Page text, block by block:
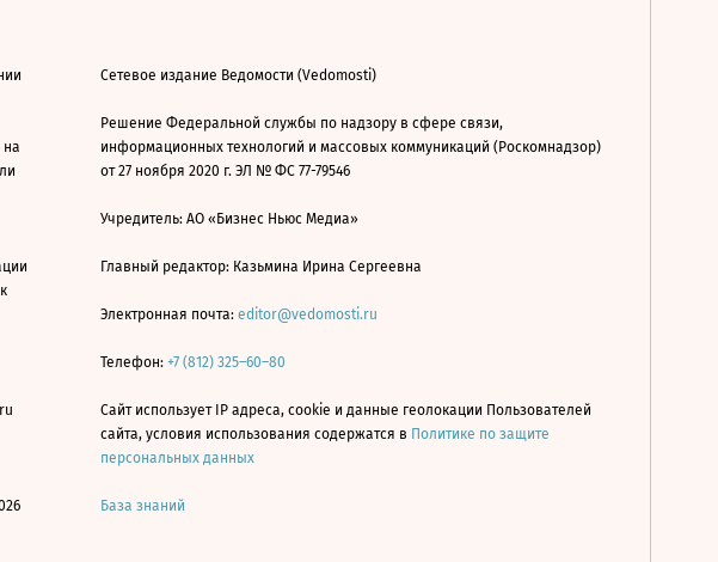
на
Сетевое издание Ведомости (Vedomosti)
Решение Федеральной службы по надзору в сфере связи,
информационных технологий и массовых коммуникаций (Роскомнадзор)
от 27 ноября 2020 г. ЭЛ № ФС 77-79546
Учредитель: АО «Бизнес Ньюс Медиа»
Главный редактор: Казьмина Ирина Сергеевна
Электронная почта: editor@vedomosti.ru
Телефон: +7 (812) 325–60–80
Сайт использует IP адреса, cookie и данные геолокации Пользователей
сайта, условия использования содержатся в Политике по защите
персональных данных
База знаний